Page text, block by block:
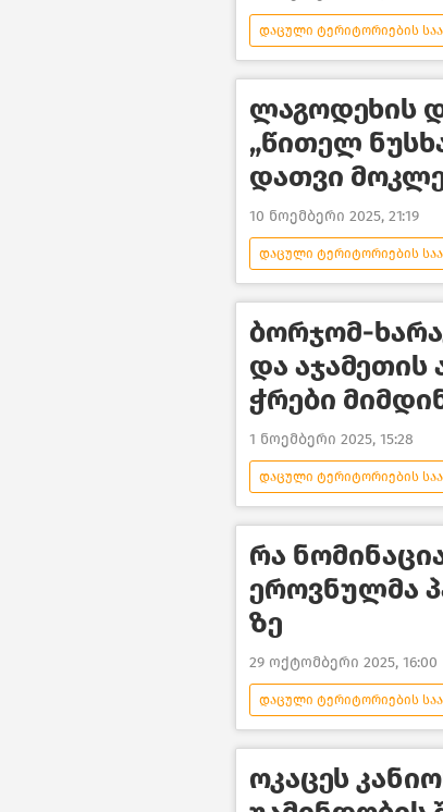
დაცული ტერიტორიების
გარემოს დაცვა და
გარემოს დაცვისა და
ლაგოდეხის
„წითელ
დათვი
10 ნოემბერი 2025, 21:19
დაცული ტერიტორიების
გარემოს დაცვა და
ბორჯომ-
და
ჭრები
1 ნოემბერი 2025, 15:28
დაცული ტერიტორიების
გარემოს დაცვა და
რა
ეროვნულმა
ზე
29 ოქტომბერი 2025, 16:00
დაცული ტერიტორიების
ტურიზმი საქართველოში
ოკაცეს